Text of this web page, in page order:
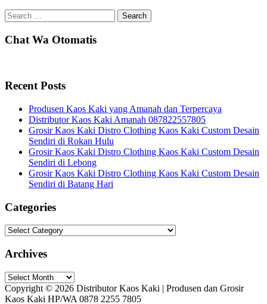
Search
for:
Chat Wa Otomatis
Recent Posts
Produsen Kaos Kaki yang Amanah dan Terpercaya
Distributor Kaos Kaki Amanah 087822557805
Grosir Kaos Kaki Distro Clothing Kaos Kaki Custom Desain
Sendiri di Rokan Hulu
Grosir Kaos Kaki Distro Clothing Kaos Kaki Custom Desain
Sendiri di Lebong
Grosir Kaos Kaki Distro Clothing Kaos Kaki Custom Desain
Sendiri di Batang Hari
Categories
Categories
Archives
Archives
Copyright © 2026 Distributor Kaos Kaki | Produsen dan Grosir
Kaos Kaki HP/WA 0878 2255 7805